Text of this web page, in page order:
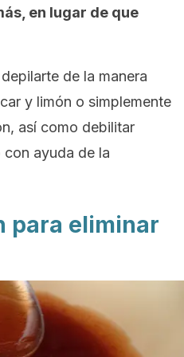
en lugar de que
de la manera
y limón o simplemente
así como debilitar
ayuda de la
para eliminar